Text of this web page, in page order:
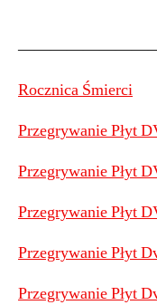
Rocznica Śmierci
Przegrywanie Płyt
Przegrywanie Płyt
Przegrywanie Płyt
Przegrywanie Płyt
Przegrywanie Płyt